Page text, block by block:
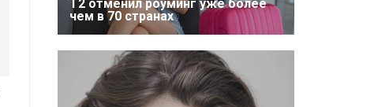
Т2 отменил роуминг уже более
чем в 70 странах